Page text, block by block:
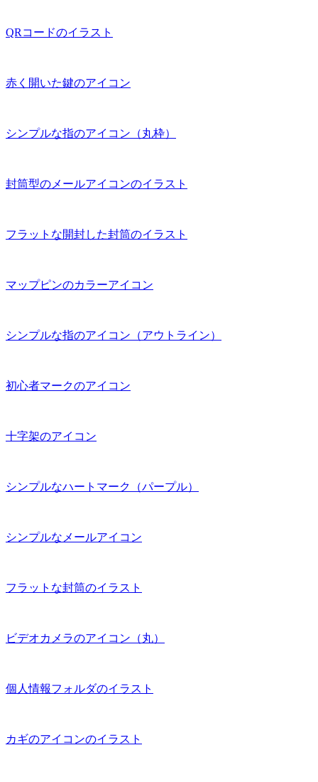
QRコードのイラスト
赤く開いた鍵のアイコン
シンプルな指のアイコン（丸枠）
封筒型のメールアイコンのイラスト
フラットな開封した封筒のイラスト
マップピンのカラーアイコン
シンプルな指のアイコン（アウトライン）
初心者マークのアイコン
十字架のアイコン
シンプルなハートマーク（パープル）
シンプルなメールアイコン
フラットな封筒のイラスト
ビデオカメラのアイコン（丸）
個人情報フォルダのイラスト
カギのアイコンのイラスト